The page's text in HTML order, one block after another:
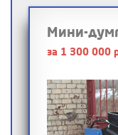
Мини-
за 1 300 000